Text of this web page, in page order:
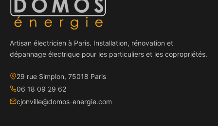
Artisan électricien à Paris. Installation, rénovation et
dépannage électrique pour les particuliers et les copropriétés.
29 rue Simplon, 75018 Paris
06 18 09 29 62
cjonville@domos-energie.com